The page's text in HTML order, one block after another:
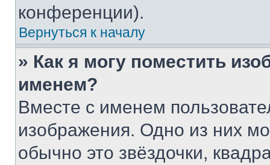
конференции).
Вернуться к началу
» Как я могу поместить
именем?
Вместе с именем
изображения. Одно из них
обычно это звёздочки,